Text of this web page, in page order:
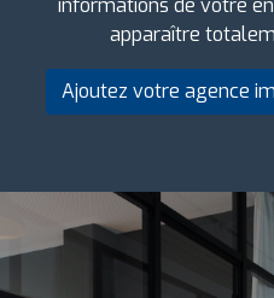
informations de votre
apparaître
Ajoutez votre agence